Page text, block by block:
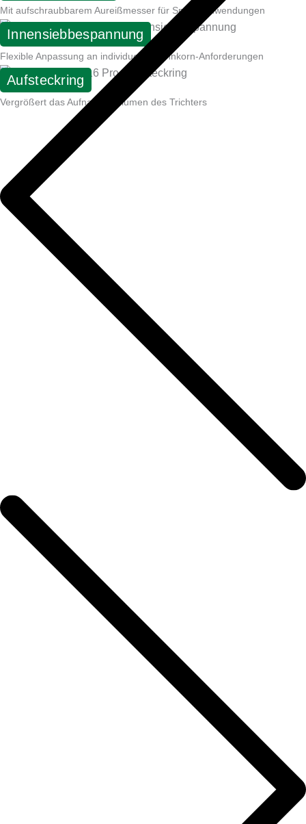
Mit aufschraubbarem Aureißmesser für Spezialanwendungen
Innensiebbespannung
Flexible Anpassung an individuelle Trennkorn-Anforderungen
Aufsteckring
Vergrößert das Aufnahmevolumen des Trichters